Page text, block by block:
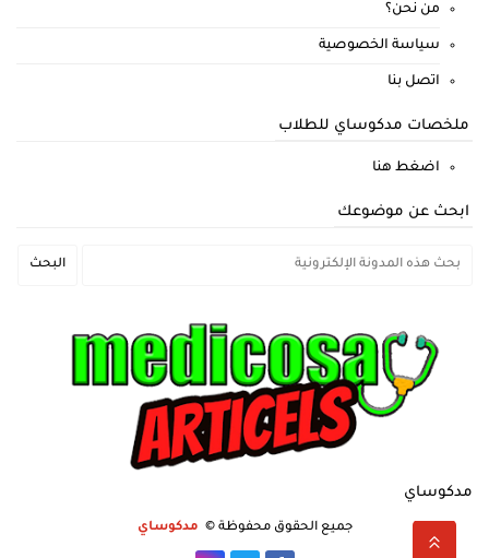
من نحن؟
سياسة الخصوصية
اتصل بنا
ملخصات مدكوساي للطلاب
اضغط هنا
ابحث عن موضوعك
مدكوساي
جميع الحقوق محفوظة © مدكوساي